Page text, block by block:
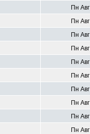
Пн
Пн
Пн
Пн
Пн
Пн
Пн
Пн
Пн
Пн